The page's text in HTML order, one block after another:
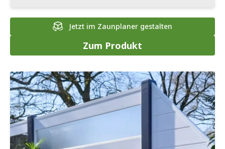
Jetzt im Zaunplaner gestalten
Zum Produkt